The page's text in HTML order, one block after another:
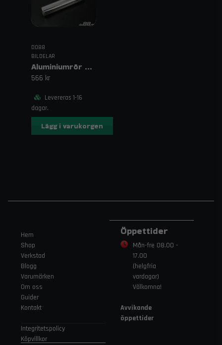
DO88
BILDELAR
Aluminiumrör 500 mm 4" (102 mm)
566 kr
Levereras 1-16
dagar.
Lägg i varukorgen
Hem
Shop
Verkstad
Blogg
Varumärken
Om oss
Guider
Kontakt
Integritetspolicy
Köpvillkor
Öppettider
Mån-fre 08.00 -
17.00
(helgfria
vardagar)
Välkomna!
Avvikande
öppettider